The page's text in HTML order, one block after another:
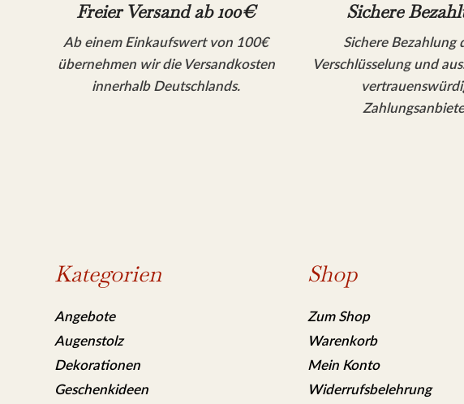
Freier Versand ab 100€
Ab einem Einkaufswert von 100€
übernehmen wir die Versandkosten
innerhalb Deutschlands.
Sichere
Sichere Bezahlung
Verschlüsselung und
Kategorien
Angebote
Augenstolz
Dekorationen
Geschenkideen
Shop
Zum Shop
Warenkorb
Mein Konto
Widerrufsbelehrung